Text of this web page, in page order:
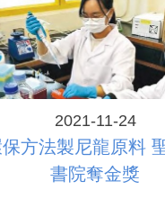
2021-11-24
方法製尼龍原料
書院奪金獎